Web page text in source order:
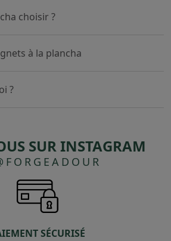
choisir ?
à la plancha
?
SUR INSTAGRAM
SÉCURISÉ